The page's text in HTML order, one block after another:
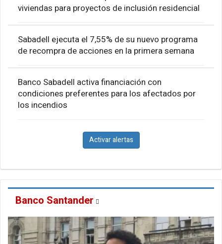
viviendas para proyectos de inclusión residencial
Sabadell ejecuta el 7,55% de su nuevo programa
de recompra de acciones en la primera semana
Banco Sabadell activa financiación con
condiciones preferentes para los afectados por
los incendios
Activar alertas
Banco Santander